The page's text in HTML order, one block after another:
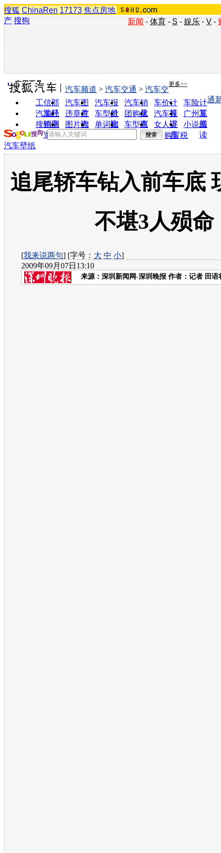
搜狐 ChinaRen 17173 焦点房地
产 搜狗 新闻 - 体育 - S - 娱乐 - V -
实用工具 更多>>
工信部
油耗
汽车图
片
汽车报
价
汽车销
量
车价计
算
车险计
算
汽车经
销商
违章查
询
车型对
比
团购优
惠
汽车投
诉
广州车
展
搜狗浏
览器
图片欣
赏
单词翻
车型查
询
女人宝
典
小说阅
读
汽车频道 > 汽车交通 > 汽车交
通
购置税
汽车壁纸
追尾轿车钻入前车底
不堪3人殒命
[我来说两句] [字号： 大 中 小]
2009年09月07日13:10
来源： 深圳新闻网-深圳晚报 作者：记者 田语